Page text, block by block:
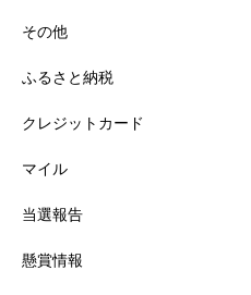
その他
ふるさと納税
クレジットカード
マイル
当選報告
懸賞情報